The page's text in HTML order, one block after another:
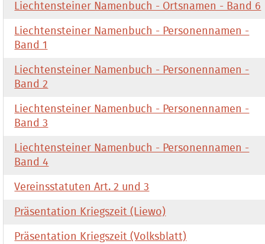
Liechtensteiner Namenbuch - Ortsnamen - Band 6
Liechtensteiner Namenbuch - Personennamen -
Band 1
Liechtensteiner Namenbuch - Personennamen -
Band 2
Liechtensteiner Namenbuch - Personennamen -
Band 3
Liechtensteiner Namenbuch - Personennamen -
Band 4
Vereinsstatuten Art. 2 und 3
Präsentation Kriegszeit (Liewo)
Präsentation Kriegszeit (Volksblatt)